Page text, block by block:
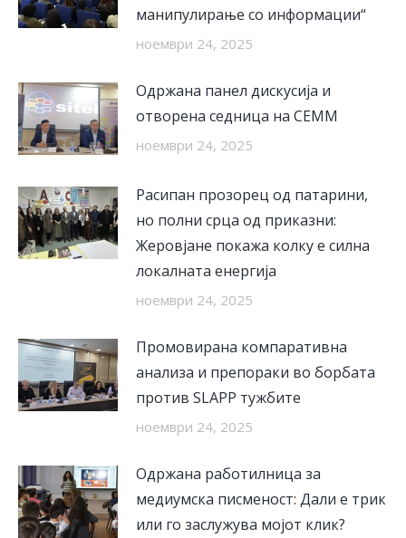
манипулирање со информации“
ноември 24, 2025
Одржана панел дискусија и
отворена седница на СЕММ
ноември 24, 2025
Расипан прозорец од патарини,
но полни срца од приказни:
Жеровјане покажа колку е силна
локалната енергија
ноември 24, 2025
Промовирана компаративна
анализа и препораки во борбата
против SLAPP тужбите
ноември 24, 2025
Одржана работилница за
медиумска писменост: Дали е трик
или го заслужува мојот клик?